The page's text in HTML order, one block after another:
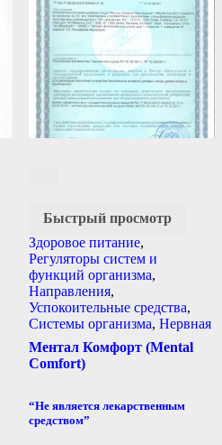
Быстрый просмотр
Здоровое питание,
Регуляторы систем и
функций организма,
Направления,
Успокоительные средства,
Системы организма, Нервная
Ментал Комфорт (Mental
Comfort)
“Не является лекарственным
средством”